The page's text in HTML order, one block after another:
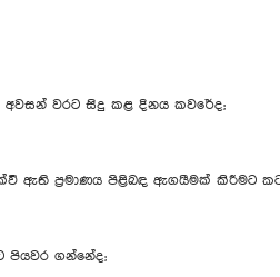
වරට සිදු කළ දිනය කවරේද;
ඇති ප්‍රමාණය පිළිබඳ ඇගයීමක් කිරීමට
පියවර ගන්නේද;